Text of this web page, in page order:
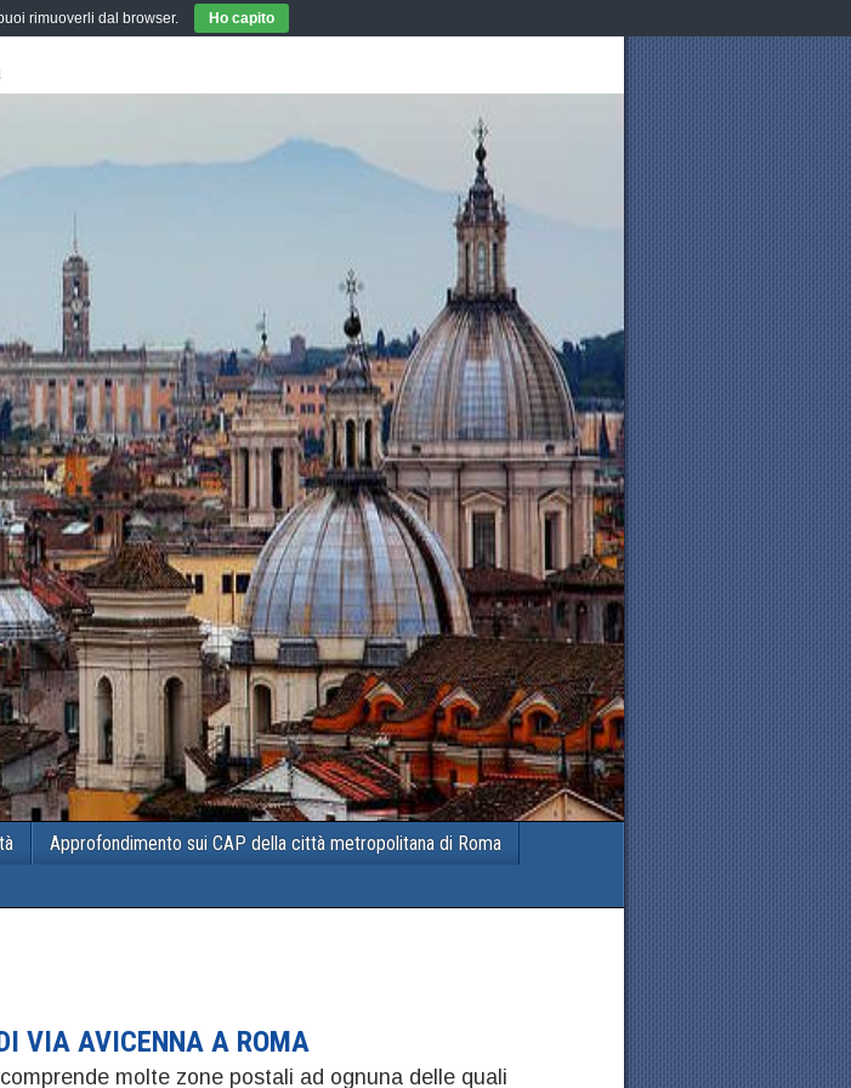
Approfondimento sui CAP della città metropolitana di Roma
VIA AVICENNA A ROMA
molte zone postali ad ognuna delle quali
rimuoverli dal browser. Ho capito